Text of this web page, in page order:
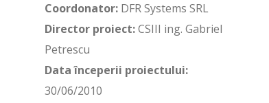
Coordonator: DFR Systems SRL
Director proiect:CSIII ing. Gabriel
Petrescu
Data începerii proiectului:
30/06/2010